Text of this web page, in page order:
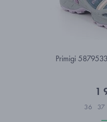
Primigi
1
36 37